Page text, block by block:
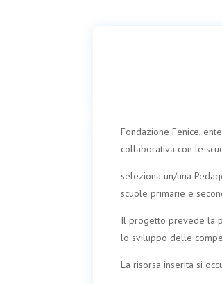
Fondazione Fenice,
collaborativa con le
seleziona un/una
scuole primarie e
Il progetto prevede la
lo sviluppo delle
La risorsa inserita si